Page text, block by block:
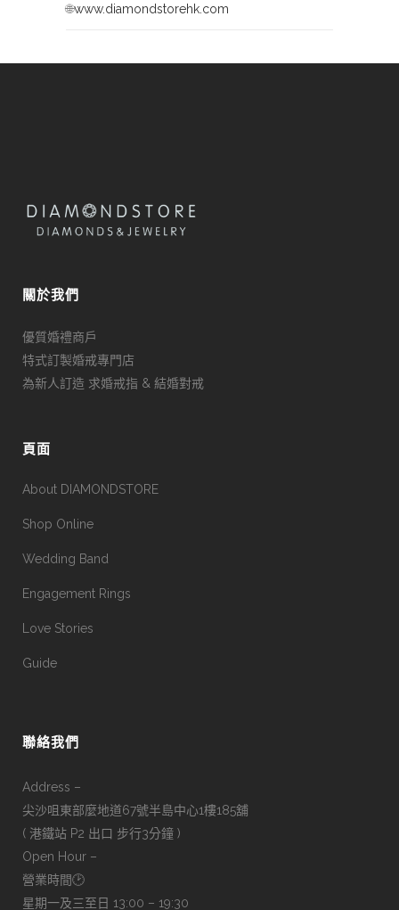
🌐www.diamondstorehk.com
關於我們
優質婚禮商戶
特式訂製婚戒專門店
為新人訂造 求婚戒指 & 結婚對戒
頁面
About DIAMONDSTORE
Shop Online
Wedding Band
Engagement Rings
Love Stories
Guide
聯絡我們
Address –
尖沙咀東部麼地道67號半島中心1樓185舖
( 港鐵站 P2 出口 步行3分鐘 )
Open Hour –
營業時間🕑
星期一及三至日 13:00 – 19:30